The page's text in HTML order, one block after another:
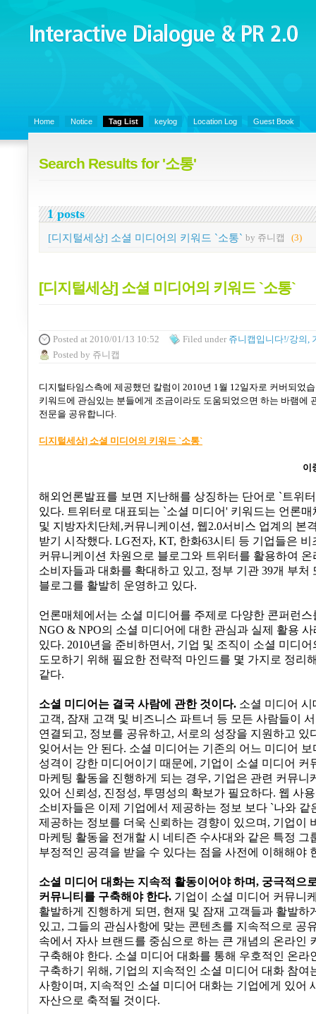
Interactive Dialogue &
PR 2.0
Home Notice Tag List keylog Location Log Guest Book
Search Results for '소통'
1 posts
[디지털세상] 소셜 미디어의 키워드 `소통` by 쥬니캡 (3)
[디지털세상] 소셜 미디어의 키워드 `소통`
Posted at 2010/01/13 10:52 Filed under 쥬니캡입니다!/강의,
Posted by 쥬니캡
디지털타임스측에 제공했던 칼럼이 2010년 1월 12일자로 커버되었
키워드에 관심있는 분들에게 조금이라도 도움되었으면 하는 바램에
전문을 공유합니다.
디지털세상] 소셜 미디어의 키워드 `소통`
이
해외언론발표를 보면 지난해를 상징하는 단어로 `트위터
있다. 트위터로 대표되는 `소셜 미디어' 키워드는 언론매
및 지방자치단체 ,커뮤니케이션, 웹2.0서비스 업계의 본
받기 시작했다. LG전자, KT, 한화63시티 등 기업들은 비
커뮤니케이션 차원으로 블로그와 트위터를 활용하여
소비자들과 대화를 확대하고 있고, 정부 기관 39개 부처
블로그를 활발히 운영하고 있다.
언론매체에서는 소셜 미디어를 주제로 다양한 콘퍼런
NGO & NPO의 소셜 미디어에 대한 관심과 실제 활용
있다. 2010년을 준비하면서 , 기업 및 조직이 소셜 미디어
도모하기 위해 필요한 전략적 마인드를 몇 가지로 정리
같다.
소셜 미디어는 결국 사람에 관한 것이다. 소셜 미디어
고객, 잠재 고객 및 비즈니스 파트너 등 모든 사람들이
연결되고, 정보를 공유하고, 서로의 성장을 지원하고 있
잊어서는 안 된다. 소셜 미디어는 기존의 어느 미디어 보
성격이 강한 미디어이기 때문에 , 기업이 소셜 미디어 커
마케팅 활동을 진행하게 되는 경우, 기업은 관련 커뮤니
있어 신뢰성, 진정성, 투명성의 확보가 필요하다. 웹 사
소비자들은 이제 기업에서 제공하는 정보 보다 `나와 같
제공하는 정보를 더욱 신뢰하는 경향이 있으며 , 기업이
마케팅 활동을 전개할 시 네티즌 수사대와 같은 특정 그
부정적인 공격을 받을 수 있다는 점을 사전에 이해해야
소셜 미디어 대화는 지속적 활동이어야 하며, 궁극적으
커뮤니티를 구축해야 한다. 기업이 소셜 미디어 커뮤니
활발하게 진행하게 되면, 현재 및 잠재 고객들과 활발하
있고, 그들의 관심사항에 맞는 콘텐츠를 지속적으로 공
속에서 자사 브랜드를 중심으로 하는 큰 개념의 온라인
구축해야 한다. 소셜 미디어 대화를 통해 우호적인 온라
구축하기 위해 , 기업의 지속적인 소셜 미디어 대화 참여
사항이며 , 지속적인 소셜 미디어 대화는 기업에게 있어
자산으로 축적될 것이다.